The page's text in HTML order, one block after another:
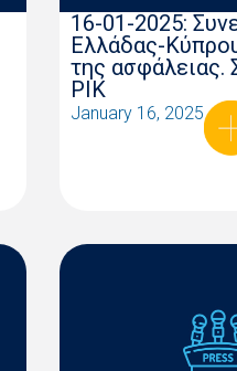
16-01-2025:
Ελλάδας-
της ασφάλειας.
ΡΙΚ
January 16, 2025